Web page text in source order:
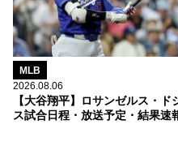
MLB
2026.08.06
【大谷翔平】ロサンゼルス・ド
ス試合日程・放送予定・結果速